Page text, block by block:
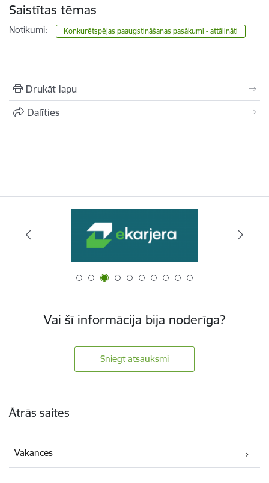
Saistītas tēmas
Notikumi: Konkurētspējas paaugstināšanas pasākumi - attālināti
Drukāt lapu
Dalīties
Vai šī informācija bija noderīga?
Sniegt atsauksmi
Ātrās saites
Vakances